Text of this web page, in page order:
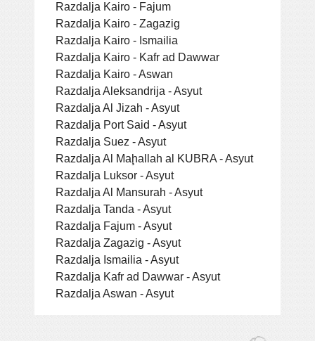
Razdalja Kairo - Fajum
Razdalja Kairo - Zagazig
Razdalja Kairo - Ismailia
Razdalja Kairo - Kafr ad Dawwar
Razdalja Kairo - Aswan
Razdalja Aleksandrija - Asyut
Razdalja Al Jizah - Asyut
Razdalja Port Said - Asyut
Razdalja Suez - Asyut
Razdalja Al Maḩallah al KUBRA - Asyut
Razdalja Luksor - Asyut
Razdalja Al Mansurah - Asyut
Razdalja Tanda - Asyut
Razdalja Fajum - Asyut
Razdalja Zagazig - Asyut
Razdalja Ismailia - Asyut
Razdalja Kafr ad Dawwar - Asyut
Razdalja Aswan - Asyut